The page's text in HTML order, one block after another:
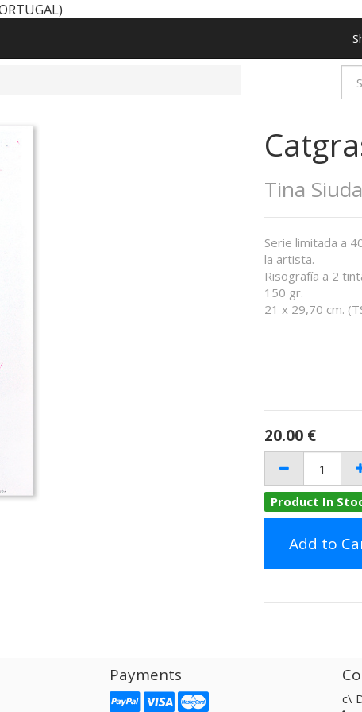
Tina Siuda
Serie limitada a
la artista.
Risografía a 2
150 gr.
21 x 29,70 cm.
20.00 €
Product In
Add to
Payments
c\